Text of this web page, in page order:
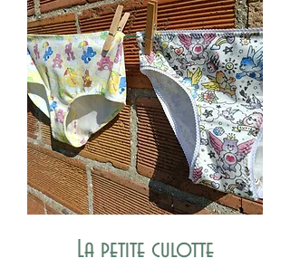
La petite culotte